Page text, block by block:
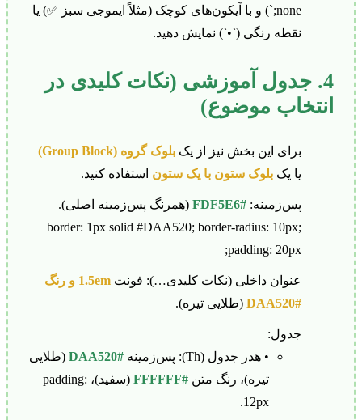
none;`) و با آیکون‌های کوچک (مثلاً ایموجی سبز ✅) یا
نقطه رنگی (`•`) نمایش دهید.
4. جدول آموزشی (نکات کلیدی در
انتخاب موضوع)
برای این بخش نیز از یک بلوک گروه (Group Block)
یا یک بلوک ستون با یک ستون استفاده کنید.
پس‌زمینه: #FDF5E6
(همرنگ پس‌زمینه اصلی).
border: 1px solid #DAA520; border-radius: 10px;
padding: 20px;
عنوان داخلی (نکات کلیدی…): فونت
1.5em و رنگ
#DAA520
(طلایی تیره).
جدول:
• هدر جدول (Th): پس‌زمینه
#DAA520
(طلایی
تیره)، رنگ متن #FFFFFF
(سفید)، padding:
12px.